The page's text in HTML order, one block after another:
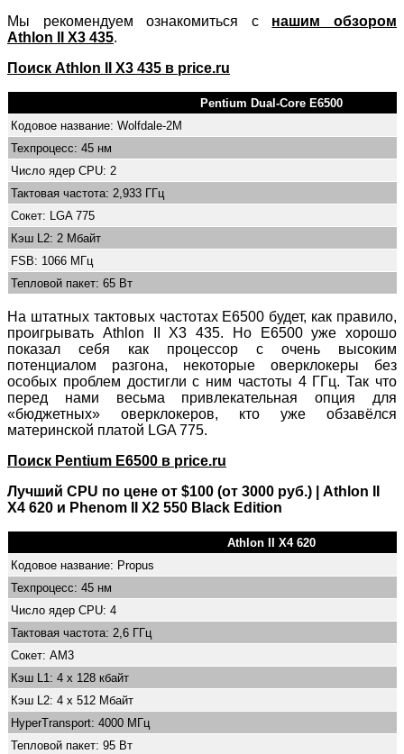
Мы рекомендуем ознакомиться с нашим обзором
Athlon II X3 435.
Поиск Athlon II X3 435 в price.ru
Pentium Dual-Core E6500
Кодовое название: Wolfdale-2M
Техпроцесс: 45 нм
Число ядер CPU: 2
Тактовая частота: 2,933 ГГц
Сокет: LGA 775
Кэш L2: 2 Мбайт
FSB: 1066 МГц
Тепловой пакет: 65 Вт
На штатных тактовых частотах E6500 будет, как правило,
проигрывать Athlon II X3 435. Но E6500 уже хорошо
показал себя как процессор с очень высоким
потенциалом разгона, некоторые оверклокеры без
особых проблем достигли с ним частоты 4 ГГц. Так что
перед нами весьма привлекательная опция для
«бюджетных» оверклокеров, кто уже обзавёлся
материнской платой LGA 775.
Поиск Pentium E6500 в price.ru
Лучший CPU по цене от $100 (от 3000 руб.) | Athlon II
X4 620 и Phenom II X2 550 Black Edition
Athlon II X4 620
Кодовое название: Propus
Техпроцесс: 45 нм
Число ядер CPU: 4
Тактовая частота: 2,6 ГГц
Сокет: AM3
Кэш L1: 4 x 128 кбайт
Кэш L2: 4 x 512 Мбайт
HyperTransport: 4000 МГц
Тепловой пакет: 95 Вт